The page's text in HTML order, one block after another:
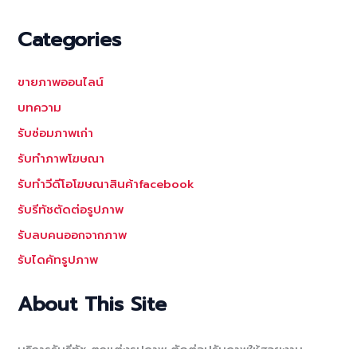
Categories
ขายภาพออนไลน์
บทความ
รับซ่อมภาพเก่า
รับทำภาพโฆษณา
รับทำวีดีโอโฆษณาสินค้าfacebook
รับรีทัชตัดต่อรูปภาพ
รับลบคนออกจากภาพ
รับไดคัทรูปภาพ
About This Site